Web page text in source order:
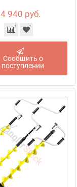
4 940 руб.
Сообщить о
поступлении